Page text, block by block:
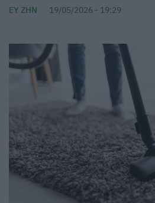
ΕΥ ΖΗΝ 19/05/2026 - 19:29